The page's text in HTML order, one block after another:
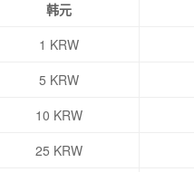
韩元
1 KRW
5 KRW
10 KRW
25 KRW